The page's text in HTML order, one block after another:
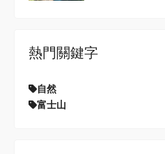
熱門關鍵字
自然
富士山